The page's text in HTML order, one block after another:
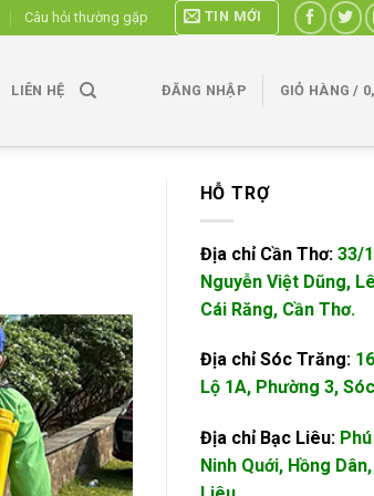
Câu hỏi thường gặp TIN MỚI
LIÊN HỆ ĐĂNG NHẬP GIỎ HÀNG /
HỖ TRỢ
Địa chỉ Cần Thơ: 33/1
Nguyễn Việt Dũng,
Cái Răng, Cần Thơ.
Địa chỉ Sóc Trăng:
Lộ 1A, Phường 3,
Địa chỉ Bạc Liêu:
Ninh Quới, Hồng